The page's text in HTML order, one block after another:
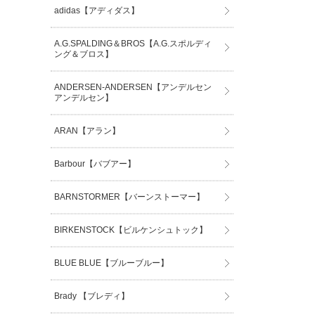
adidas【アディダス】
A.G.SPALDING＆BROS【A.G.スポルディ
ング＆ブロス】
ANDERSEN-ANDERSEN【アンデルセン
アンデルセン】
ARAN【アラン】
Barbour【バブアー】
BARNSTORMER【バーンストーマー】
BIRKENSTOCK【ビルケンシュトック】
BLUE BLUE【ブルーブルー】
Brady 【ブレディ】